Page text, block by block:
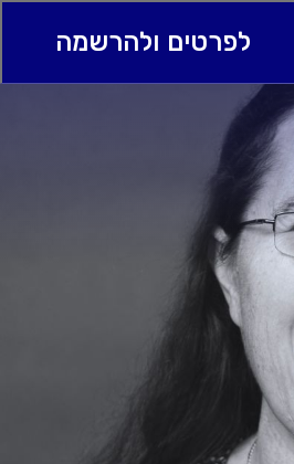
ספרי בוגרים
לפרטים ולהרשמה